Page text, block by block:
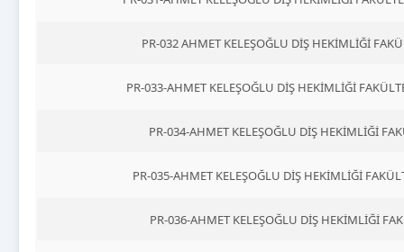
PR-032 AHMET KELEŞOĞLU DİŞ HEKİMLİĞİ
PR-033-AHMET KELEŞOĞLU DİŞ HEKİMLİĞİ
PR-034-AHMET KELEŞOĞLU DİŞ HEKİMLİĞİ
PR-035-AHMET KELEŞOĞLU DİŞ HEKİMLİĞİ
PR-036-AHMET KELEŞOĞLU DİŞ HEKİMLİĞİ